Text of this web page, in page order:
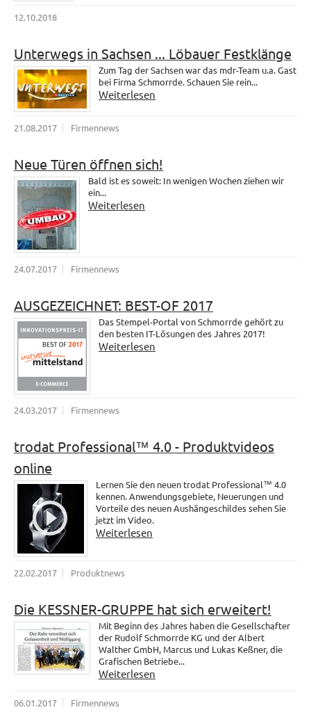
12.10.2018
Unterwegs in Sachsen ... Löbauer Festklänge
Zum Tag der Sachsen war das mdr-Team u.a. Gast
bei Firma Schmorrde. Schauen Sie rein...
Weiterlesen
21.08.2017 Firmennews
Neue Türen öffnen sich!
Bald ist es soweit: In wenigen Wochen ziehen wir
ein...
Weiterlesen
24.07.2017 Firmennews
AUSGEZEICHNET: BEST-OF 2017
Das Stempel-Portal von Schmorrde gehört zu
den besten IT-Lösungen des Jahres 2017!
Weiterlesen
24.03.2017 Firmennews
trodat Professional™ 4.0 - Produktvideos
online
Lernen Sie den neuen trodat Professional™ 4.0
kennen. Anwendungsgebiete, Neuerungen und
Vorteile des neuen Aushängeschildes sehen Sie
jetzt im Video.
Weiterlesen
22.02.2017 Produktnews
Die KESSNER-GRUPPE hat sich erweitert!
Mit Beginn des Jahres haben die Gesellschafter
der Rudolf Schmorrde KG und der Albert
Walther GmbH, Marcus und Lukas Keßner, die
Grafischen Betriebe...
Weiterlesen
06.01.2017 Firmennews